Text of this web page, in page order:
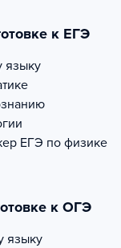
к ЕГЭ
языку
ЕГЭ по физике
к ОГЭ
языку